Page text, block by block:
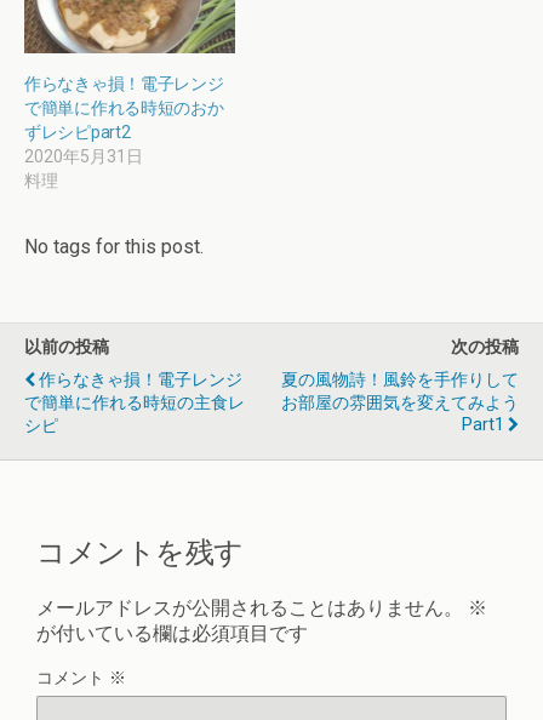
作らなきゃ損！電子レンジ
で簡単に作れる時短のおか
ずレシピpart2
2020年5月31日
料理
No tags for this post.
以前の投稿
作らなきゃ損！電子レンジ
で簡単に作れる時短の主食レ
シピ
次の投稿
夏の風物詩！風鈴を手作りして
お部屋の雰囲気を変えてみよう
Part1
コメントを残す
メールアドレスが公開されることはありません。
※
が付いている欄は必須項目です
コメント ※